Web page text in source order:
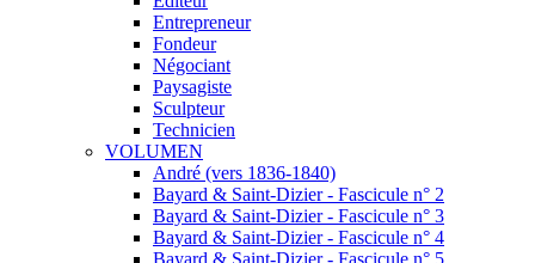
Entrepreneur
Fondeur
Négociant
Paysagiste
Sculpteur
Technicien
VOLUMEN
André (vers 1836-1840)
Bayard & Saint-Dizier - Fascicule n° 2
Bayard & Saint-Dizier - Fascicule n° 3
Bayard & Saint-Dizier - Fascicule n° 4
Bayard & Saint-Dizier - Fascicule n° 5